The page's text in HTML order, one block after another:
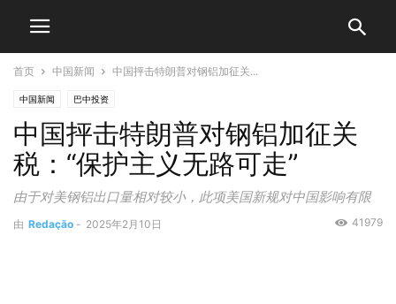
首页 中国新闻 中国抨击特朗普对钢铝加征关...
中国新闻 巴中投资
中国抨击特朗普对钢铝加征关
税：“保护主义无路可走”
由于对美钢铝出口量相对较小，此项美国新规对中国影响有限
由 Redação - 2025年2月10日 41979